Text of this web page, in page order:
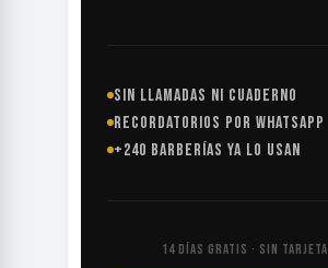
SIN LLAMADAS NI CUADERNO
RECORDATORIOS POR WHATSAPP
+240 BARBERÍAS YA LO USAN
14 DÍAS GRATIS · SIN TARJETA